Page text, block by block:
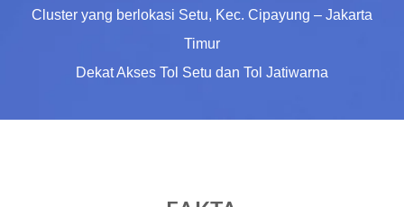
Cluster yang berlokasi Setu, Kec. Cipayung – Jakarta
Timur
Dekat Akses Tol Setu dan Tol Jatiwarna